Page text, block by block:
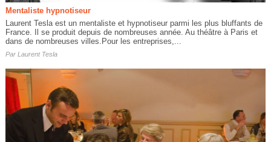
Mentaliste hypnotiseur
Laurent Tesla est un mentaliste et hypnotiseur parmi les plus bluffants de
France. Il se produit depuis de nombreuses année. Au théâtre à Paris et
dans de nombreuses villes.Pour les entreprises,...
Par Laurent Tesla